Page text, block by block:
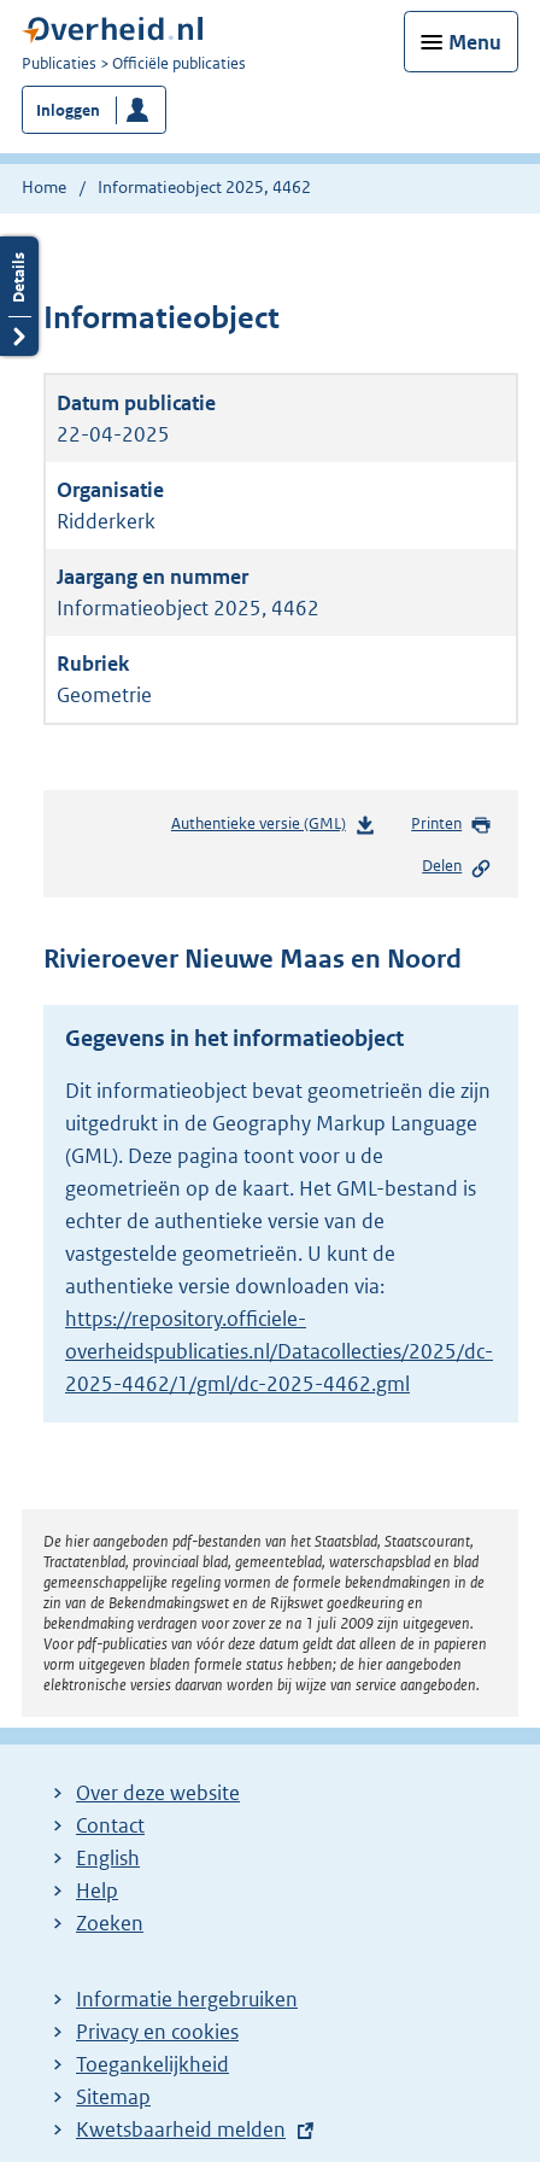
Menu
U
bent
nu
hier:
Publicaties Officiële publicaties
Inloggen
Home Informatieobject 2025, 4462
Informatieobject
22-04-2025
Ridderkerk
Informatieobject 2025, 4462
Geometrie
Authentieke versie (GML)b
s
r
o
t
t
e
5
K
b
Printen
Delen
Rivieroever Nieuwe Maas en Noord
Gegevens in het informatieobject
Dit informatieobject bevat geometrieën die zijn
uitgedrukt in de Geography Markup Language
(GML). Deze pagina toont voor u de
geometrieën op de kaart. Het GML-bestand is
echter de authentieke versie van de
vastgestelde geometrieën. U kunt de
authentieke versie downloaden via:
https://repository.officiele-
overheidspublicaties.nl/Datacollecties/2025/dc-
2025-4462/1/gml/dc-2025-4462.gml
Disclaimer
De hier aangeboden pdf-bestanden van het Staatsblad, Staatscourant,
Tractatenblad, provinciaal blad, gemeenteblad, waterschapsblad en blad
gemeenschappelijke regeling vormen de formele bekendmakingen in de
zin van de Bekendmakingswet en de Rijkswet goedkeuring en
bekendmaking verdragen voor zover ze na 1 juli 2009 zijn uitgegeven.
Voor pdf-publicaties van vóór deze datum geldt dat alleen de in papieren
vorm uitgegeven bladen formele status hebben; de hier aangeboden
elektronische versies daarvan worden bij wijze van service aangeboden.
Over deze website
Contact
English
Help
Zoeken
Informatie hergebruiken
Privacy en cookies
Toegankelijkheid
Sitemap
E
Kwetsbaarheid melden